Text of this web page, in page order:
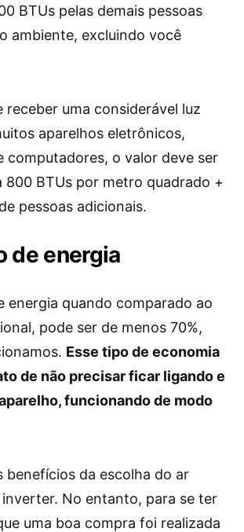
BTUs pelas demais pessoas
ambiente, excluindo você
receber uma considerável luz
aparelhos eletrônicos,
computadores, o valor deve ser
800 BTUs por metro quadrado +
pessoas adicionais.
de energia
energia quando comparado ao
pode ser de menos 70%,
Esse tipo de economia
de não precisar ficar ligando e
funcionando de modo
benefícios da escolha do ar
No entanto, para se ter
uma boa compra foi realizada